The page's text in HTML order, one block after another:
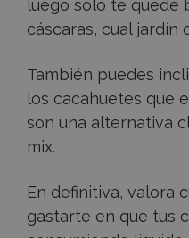
luego sólo te quede
cáscaras, cual jardín
También puedes
los cacahuetes que
son una alternativa
mix.
En definitiva, valora
gastarte en que tus